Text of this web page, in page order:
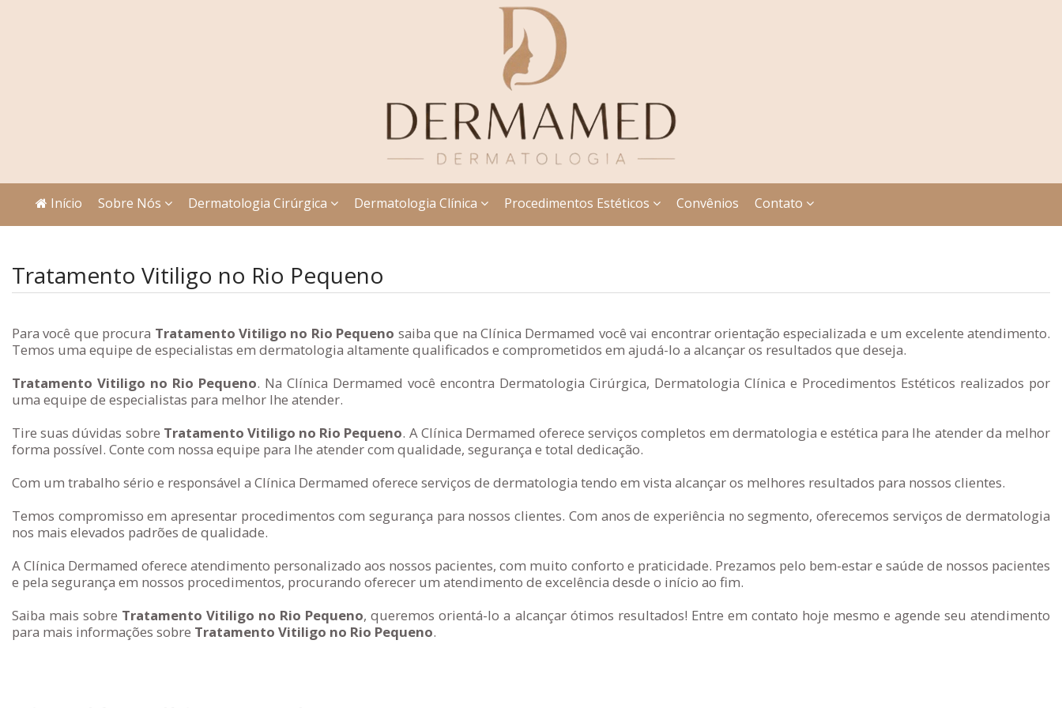
Início Sobre Nós Dermatologia Cirúrgica Dermatologia Clínica Procedimentos Estéticos Convênios Contato
Tratamento Vitiligo no Rio Pequeno
Para você que procura Tratamento Vitiligo no Rio Pequeno saiba que na Clínica Dermamed você vai encontrar orientação especializada e um excelente atendimento.
Temos uma equipe de especialistas em dermatologia altamente qualificados e comprometidos em ajudá-lo a alcançar os resultados que deseja.
Tratamento Vitiligo no Rio Pequeno. Na Clínica Dermamed você encontra Dermatologia Cirúrgica, Dermatologia Clínica e Procedimentos Estéticos realizados por
uma equipe de especialistas para melhor lhe atender.
Tire suas dúvidas sobre Tratamento Vitiligo no Rio Pequeno. A Clínica Dermamed oferece serviços completos em dermatologia e estética para lhe atender da melhor
forma possível. Conte com nossa equipe para lhe atender com qualidade, segurança e total dedicação.
Com um trabalho sério e responsável a Clínica Dermamed oferece serviços de dermatologia tendo em vista alcançar os melhores resultados para nossos clientes.
Temos compromisso em apresentar procedimentos com segurança para nossos clientes. Com anos de experiência no segmento, oferecemos serviços de dermatologia
nos mais elevados padrões de qualidade.
A Clínica Dermamed oferece atendimento personalizado aos nossos pacientes, com muito conforto e praticidade. Prezamos pelo bem-estar e saúde de nossos pacientes
e pela segurança em nossos procedimentos, procurando oferecer um atendimento de excelência desde o início ao fim.
Saiba mais sobre Tratamento Vitiligo no Rio Pequeno, queremos orientá-lo a alcançar ótimos resultados! Entre em contato hoje mesmo e agende seu atendimento
para mais informações sobre Tratamento Vitiligo no Rio Pequeno.